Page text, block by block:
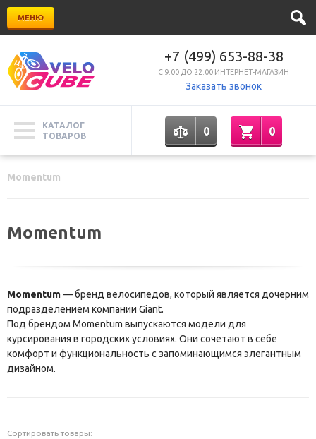
МЕНЮ
+7 (499) 653-88-38
C 9:00 ДО 22:00 ИНТЕРНЕТ-МАГАЗИН
Заказать звонок
КАТАЛОГ
ТОВАРОВ
0 0
Momentum
Momentum
Momentum— бренд велосипедов, который является дочерним
подразделением компании Giant.
Под брендом Momentum выпускаются модели для
курсирования в городских условиях. Они сочетают в себе
комфорт и функциональность с запоминающимся элегантным
дизайном.
Сортировать товары: